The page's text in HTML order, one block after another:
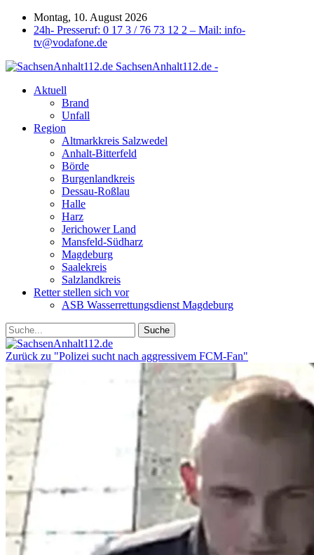
Montag, 10. August 2026
24h- Presseruf: 0 17 3 / 76 73 12 2 – Mail: info-
tv@vodafone.de
SachsenAnhalt112.de -
Aktuell
Brand
Unfall
Region
Altmarkkreis Salzwedel
Anhalt-Bitterfeld
Börde
Burgenlandkreis
Dessau-Roßlau
Halle
Harz
Jerichower Land
Mansfeld-Südharz
Magdeburg
Saalekreis
Salzlandkreis
Retter stellen sich vor
ASB Wasserrettungsdienst Magdeburg
Zurück zu "Polizei sucht nach aggressivem FCM-Fan"